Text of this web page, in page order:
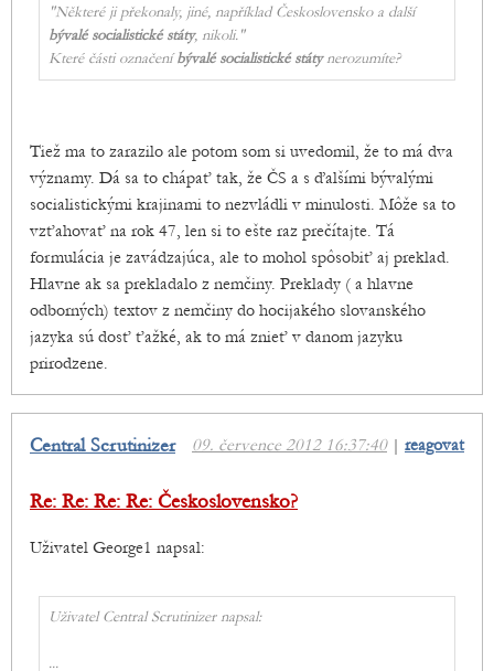
"Některé ji překonaly, jiné, například Československo a další
bývalé socialistické státy, nikoli."
Které části označeníbývalé socialistické státynerozumíte?
Tiež ma to zarazilo ale potom som si uvedomil, že to má dva
významy. Dá sa to chápať tak, že ČS a s ďalšími bývalými
socialistickými krajinami to nezvládli v minulosti. Môže sa to
vzťahovať na rok 47, len si to ešte raz prečítajte. Tá
formulácia je zavádzajúca, ale to mohol spôsobiť aj preklad.
Hlavne ak sa prekladalo z nemčiny. Preklady ( a hlavne
odborných) textov z nemčiny do hocijakého slovanského
jazyka sú dosť ťažké, ak to má znieť v danom jazyku
prirodzene.
09. července 2012 16:37:40| reagovat
Central Scrutinizer
Re: Re: Re: Re: Československo?
Uživatel George1 napsal:
Uživatel Central Scrutinizer napsal:
...